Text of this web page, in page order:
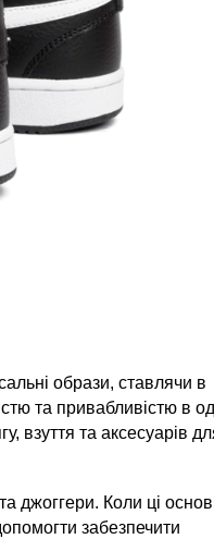
образи, ставлячи в
та привабливістю в
взуття та аксесуарів
джоггери. Коли ці
забезпечити